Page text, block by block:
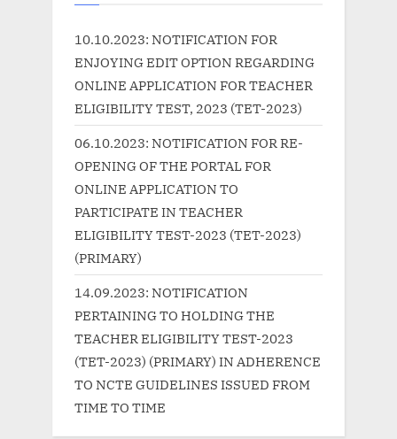
10.10.2023: NOTIFICATION FOR
ENJOYING EDIT OPTION REGARDING
ONLINE APPLICATION FOR TEACHER
ELIGIBILITY TEST, 2023 (TET-2023)
06.10.2023: NOTIFICATION FOR RE-
OPENING OF THE PORTAL FOR
ONLINE APPLICATION TO
PARTICIPATE IN TEACHER
ELIGIBILITY TEST-2023 (TET-2023)
(PRIMARY)
14.09.2023: NOTIFICATION
PERTAINING TO HOLDING THE
TEACHER ELIGIBILITY TEST-2023
(TET-2023) (PRIMARY) IN ADHERENCE
TO NCTE GUIDELINES ISSUED FROM
TIME TO TIME